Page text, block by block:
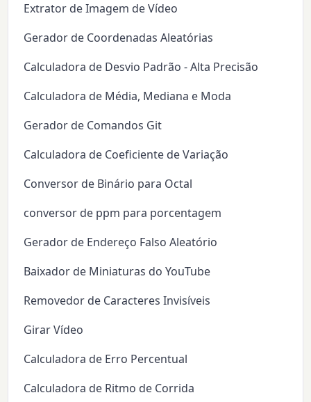
Extrator de Imagem de Vídeo
Gerador de Coordenadas Aleatórias
Calculadora de Desvio Padrão - Alta Precisão
Calculadora de Média, Mediana e Moda
Gerador de Comandos Git
Calculadora de Coeficiente de Variação
Conversor de Binário para Octal
conversor de ppm para porcentagem
Gerador de Endereço Falso Aleatório
Baixador de Miniaturas do YouTube
Removedor de Caracteres Invisíveis
Girar Vídeo
Calculadora de Erro Percentual
Calculadora de Ritmo de Corrida